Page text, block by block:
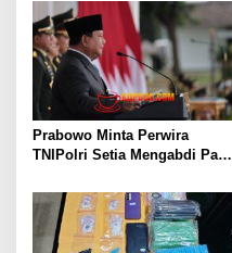
Prabowo Minta Perwira
TNIPolri Setia Mengabdi Pada
Diberi Makan Oleh Rakyat!